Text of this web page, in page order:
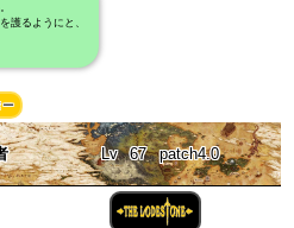
護るようにと、
ー
Lv 67 patch4.0